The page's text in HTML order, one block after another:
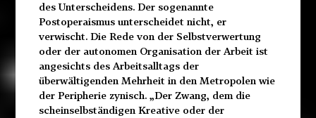
des Unterscheidens. Der sogenannte
Postoperaismus unterscheidet nicht, er
verwischt. Die Rede von der Selbstverwertung
oder der autonomen Organisation der Arbeit ist
angesichts des Arbeitsalltags der
überwältigenden Mehrheit in den Metropolen wie
der Peripherie zynisch. „Der Zwang, dem die
scheinselbständigen Kreative oder der